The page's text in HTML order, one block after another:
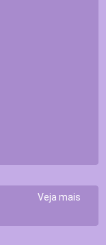
Veja mais